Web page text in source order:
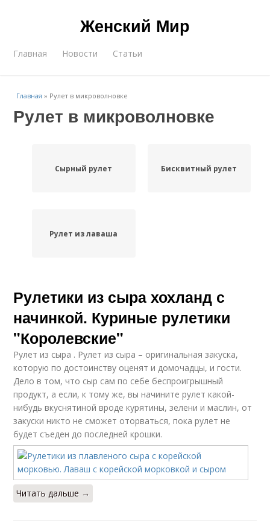
Женский Мир
Главная Новости Статьи
Главная » Рулет в микроволновке
Рулет в микроволновке
Сырный рулет Бисквитный рулет
Рулет из лаваша
Рулетики из сыра хохланд с
начинкой. Куриные рулетики
"Королевские"
Рулет из сыра . Рулет из сыра – оригинальная закуска,
которую по достоинству оценят и домочадцы, и гости.
Дело в том, что сыр сам по себе беспроигрышный
продукт, а если, к тому же, вы начините рулет какой-
нибудь вкуснятиной вроде курятины, зелени и маслин, от
закуски никто не сможет оторваться, пока рулет не
будет съеден до последней крошки.
Читать дальше →